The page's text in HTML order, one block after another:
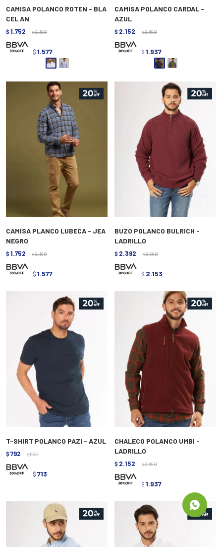
CAMISA POLANCO ROTEN - BLA
CEL AN
$ 1.752 $ 2.190
$ 1.577
CAMISA POLANCO CARDAL -
AZUL
$ 2.152 $ 2.690
$ 1.937
CAMISA PLANCO LUBECA - JEA
NEGRO
$ 1.752 $ 2.190
$ 1.577
BUZO POLANCO BULRICH -
LADRILLO
$ 2.392 $ 2.990
$ 2.153
T-SHIRT POLANCO PAZI - AZUL
$ 792 $ 990
$ 713
CHALECO POLANCO UMBI -
LADRILLO
$ 2.152 $ 2.690
$ 1.937